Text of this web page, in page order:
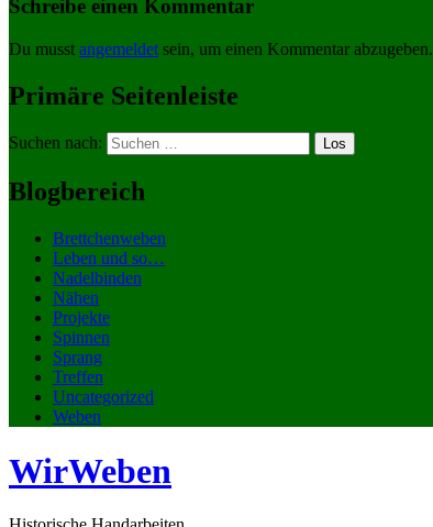
Schreibe einen Kommentar
Du musst angemeldet sein, um einen Kommentar abzugeben.
Primäre Seitenleiste
Suchen nach:
Blogbereich
Brettchenweben
Leben und so…
Nadelbinden
Nähen
Projekte
Spinnen
Sprang
Treffen
Uncategorized
Weben
WirWeben